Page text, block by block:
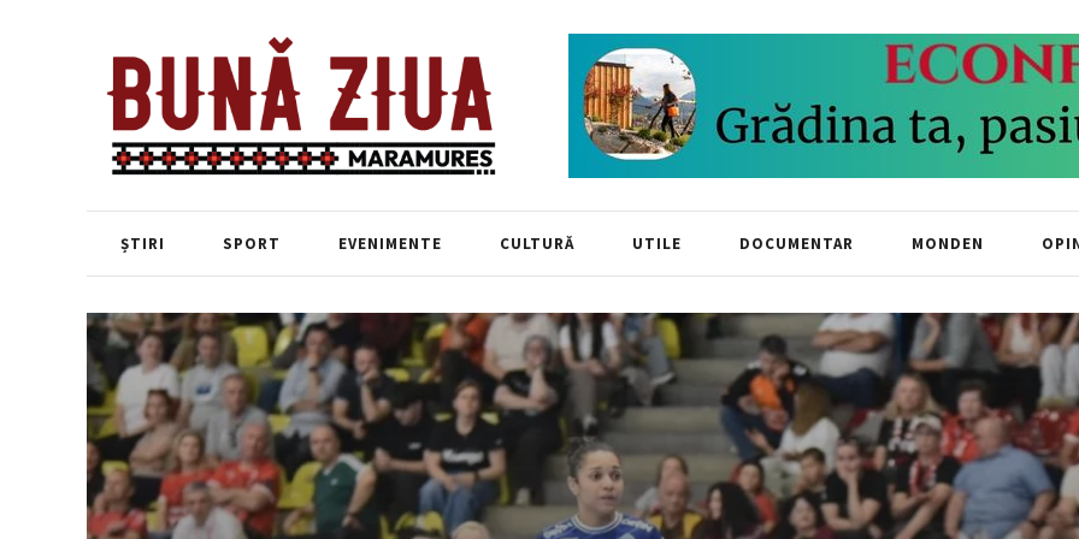
ȘTIRI SPORT EVENIMENTE CULTURĂ UTILE DOCUMENTAR MONDEN